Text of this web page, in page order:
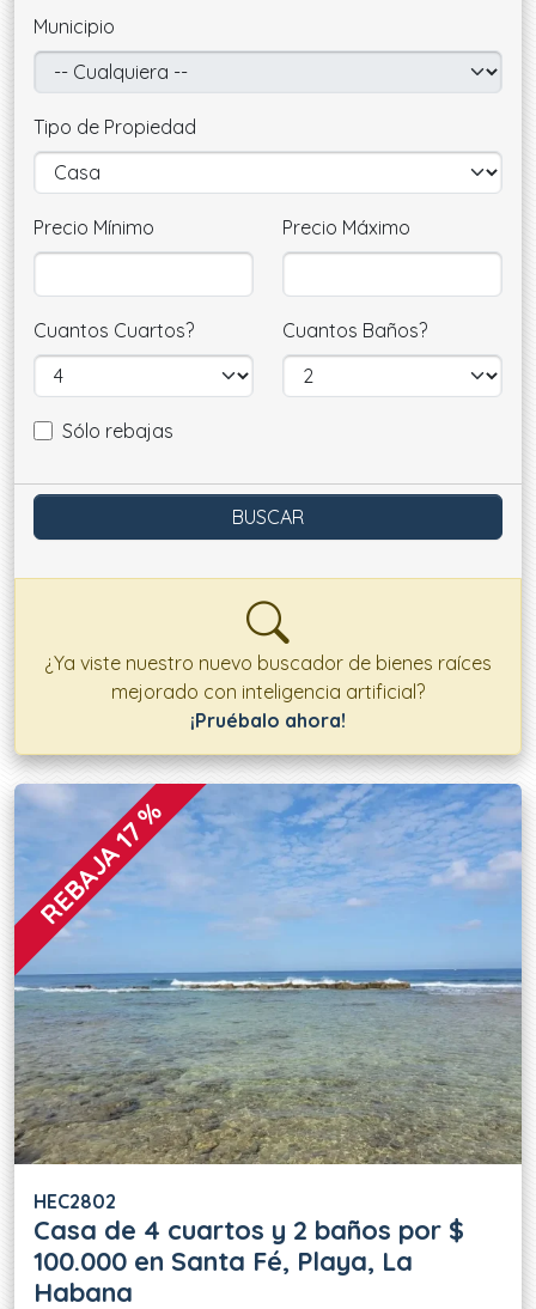
Municipio
Tipo de Propiedad
Precio Mínimo Precio Máximo
Cuantos Cuartos? Cuantos Baños?
Sólo rebajas
¿Ya viste nuestro nuevo buscador de bienes raíces
mejorado con inteligencia artificial?
¡Pruébalo ahora!
Ofertas disponibles
REBAJA 17 %
HEC2802
Casa de 4 cuartos y 2 baños por $
100.000 en Santa Fé, Playa, La
Habana